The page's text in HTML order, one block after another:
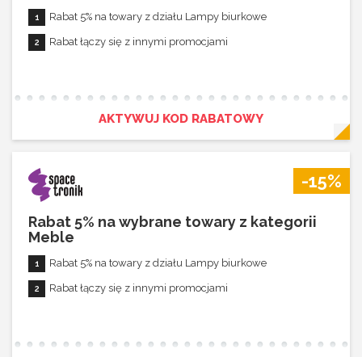
Rabat 5% na towary z działu Lampy biurkowe
Rabat łączy się z innymi promocjami
AKTYWUJ KOD RABATOWY
-15%
Rabat 5% na wybrane towary z kategorii
Meble
Rabat 5% na towary z działu Lampy biurkowe
Rabat łączy się z innymi promocjami